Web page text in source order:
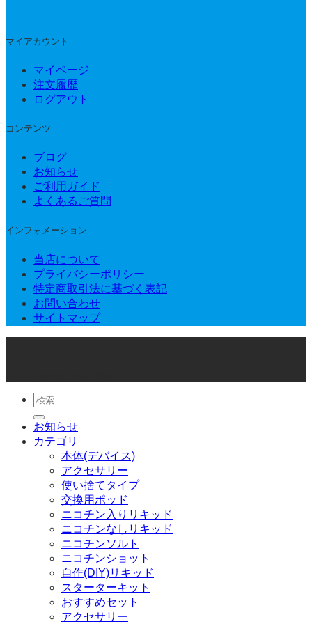
マイアカウント
マイページ
注文履歴
ログアウト
コンテンツ
ブログ
お知らせ
ご利用ガイド
よくあるご質問
インフォメーション
当店について
プライバシーポリシー
特定商取引法に基づく表記
お問い合わせ
サイトマップ
検
索
対
象:
お知らせ
カテゴリ
本体(デバイス)
アクセサリー
使い捨てタイプ
交換用ポッド
ニコチン入りリキッド
ニコチンなしリキッド
ニコチンソルト
ニコチンショット
自作(DIY)リキッド
スターターキット
おすすめセット
アクセサリー